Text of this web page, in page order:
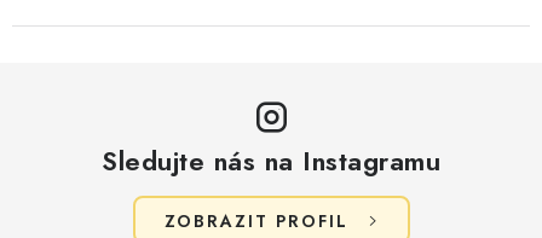
Sledujte nás na Instagramu
ZOBRAZIT PROFIL